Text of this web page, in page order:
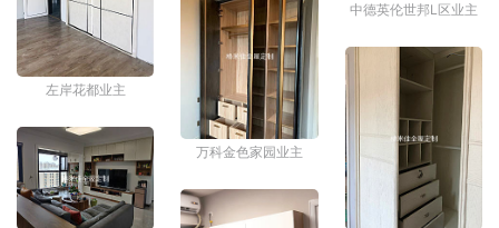
左岸花都业主
万科金色家园业主
中德英伦世邦L区业主